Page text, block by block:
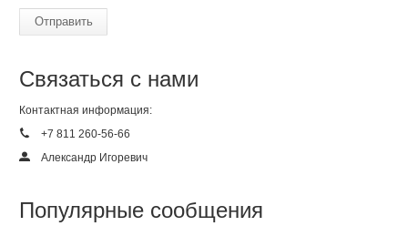
Отправить
Связаться с нами
Контактная информация:
+7 811 260-56-66
Александр Игоревич
Популярные сообщения